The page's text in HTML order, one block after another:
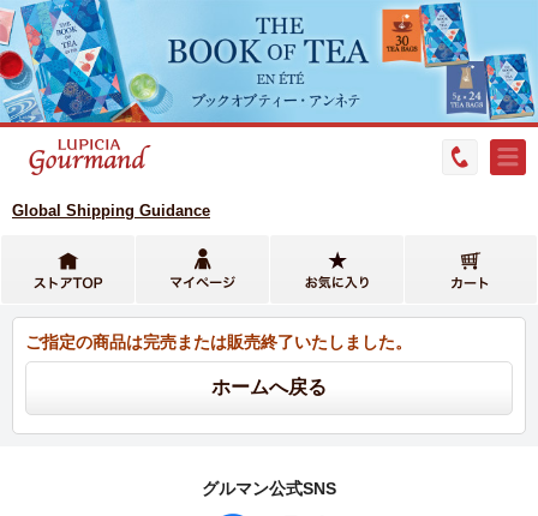
Global Shipping Guidance
ご指定の商品は完売または販売終了いたしました。
グルマン公式SNS